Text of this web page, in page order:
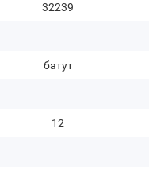
32239
батут
12